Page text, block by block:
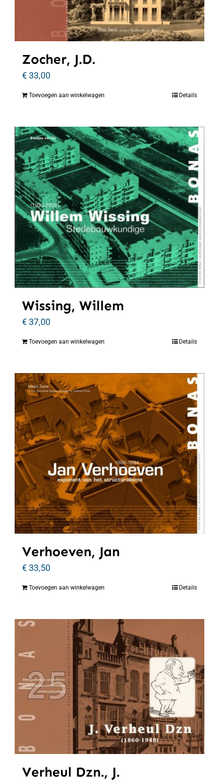
Zocher, J.D.
€33,00
Toevoegen aan winkelwagen Details
Wissing, Willem
€37,00
Toevoegen aan winkelwagen Details
Verhoeven, Jan
€33,50
Toevoegen aan winkelwagen Details
Verheul Dzn., J.